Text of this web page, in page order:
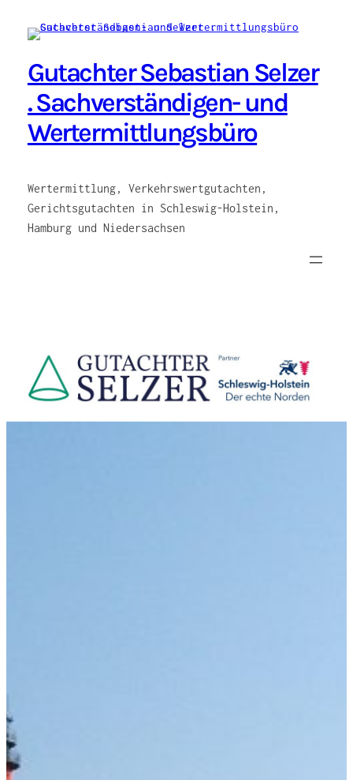
Inhalt
Gutachter Sebastian Selzer
. Sachverständigen- und
Wertermittlungsbüro
Wertermittlung, Verkehrswertgutachten,
Gerichtsgutachten in Schleswig-Holstein,
Hamburg und Niedersachsen